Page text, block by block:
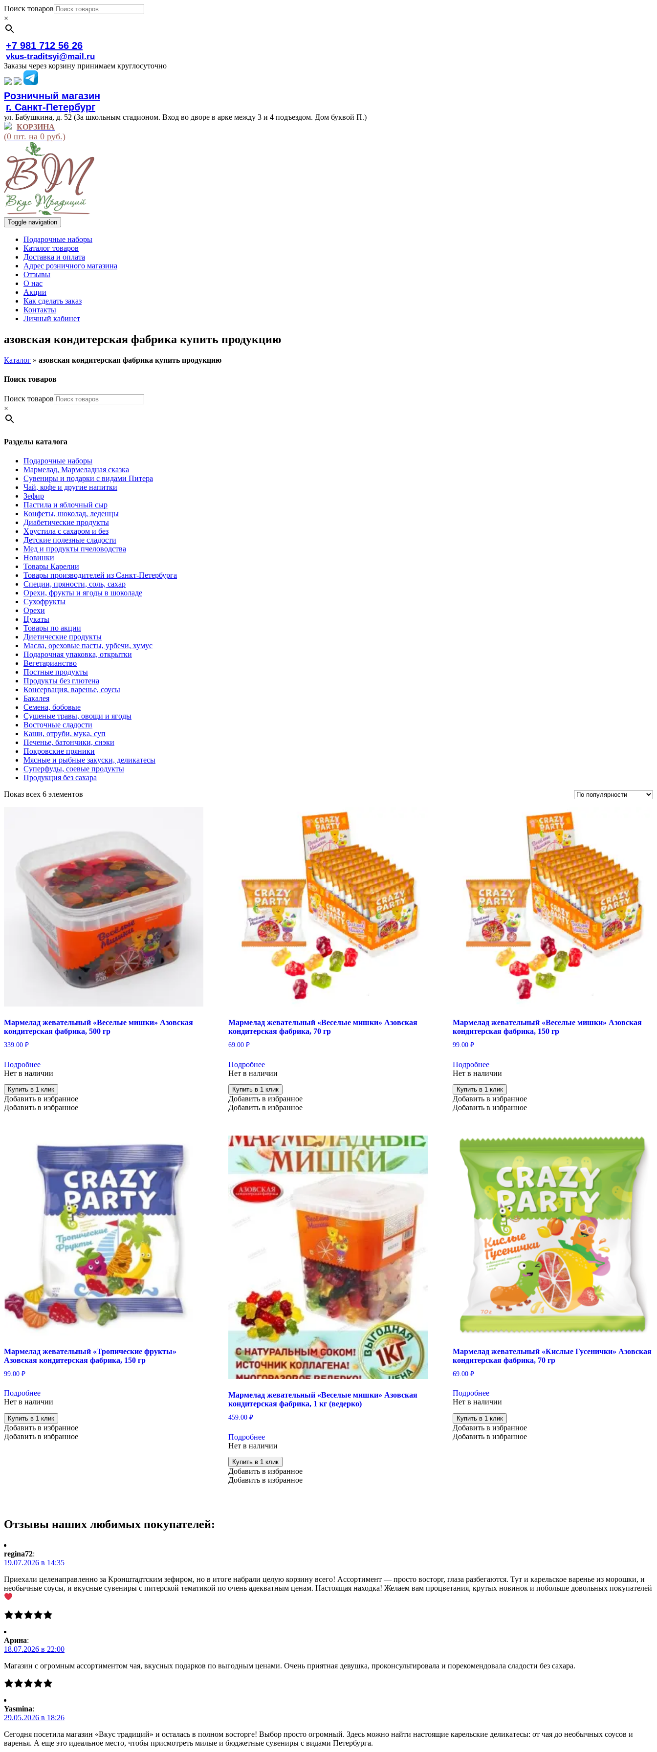
Поиск товаров
×
+7 981 712 56 26
vkus-traditsyi@mail.ru
Заказы через корзину принимаем круглосуточно
Розничный магазин
г. Санкт-Петербург
ул. Бабушкина, д. 52 (За школьным стадионом. Вход во дворе в арке между 3 и 4 подъездом. Дом буквой П.)
КОРЗИНА
(0 шт. на 0 руб.)
Toggle navigation
Подарочные наборы
Каталог товаров
Доставка и оплата
Адрес розничного магазина
Отзывы
О нас
Акции
Как сделать заказ
Контакты
Личный кабинет
азовская кондитерская фабрика купить продукцию
Каталог » азовская кондитерская фабрика купить продукцию
Поиск товаров
Поиск товаров
×
Разделы каталога
Подарочные наборы
Мармелад, Мармеладная сказка
Сувениры и подарки с видами Питера
Чай, кофе и другие напитки
Зефир
Пастила и яблочный сыр
Конфеты, шоколад, леденцы
Диабетические продукты
Хрустила с сахаром и без
Детские полезные сладости
Мед и продукты пчеловодства
Новинки
Товары Карелии
Товары производителей из Санкт-Петербурга
Специи, пряности, соль, сахар
Орехи, фрукты и ягоды в шоколаде
Сухофрукты
Орехи
Цукаты
Товары по акции
Диетические продукты
Масла, ореховые пасты, урбечи, хумус
Подарочная упаковка, открытки
Вегетарианство
Постные продукты
Продукты без глютена
Консервация, варенье, соусы
Бакалея
Семена, бобовые
Сушеные травы, овощи и ягоды
Восточные сладости
Каши, отруби, мука, суп
Печенье, батончики, снэки
Покровские пряники
Мясные и рыбные закуски, деликатесы
Суперфуды, соевые продукты
Продукция без сахара
Показ всех 6 элементов
Мармелад жевательный «Веселые мишки» Азовская
кондитерская фабрика, 500 гр
339.00 ₽
Подробнее
Нет в наличии
Купить в 1 клик
Добавить в избранное
Добавить в избранное
Мармелад жевательный «Веселые мишки» Азовская
кондитерская фабрика, 70 гр
69.00 ₽
Подробнее
Нет в наличии
Купить в 1 клик
Добавить в избранное
Добавить в избранное
Мармелад жевательный «Веселые мишки» Азовская
кондитерская фабрика, 150 гр
99.00 ₽
Подробнее
Нет в наличии
Купить в 1 клик
Добавить в избранное
Добавить в избранное
Мармелад жевательный «Тропические фрукты»
Азовская кондитерская фабрика, 150 гр
99.00 ₽
Подробнее
Нет в наличии
Купить в 1 клик
Добавить в избранное
Добавить в избранное
Мармелад жевательный «Веселые мишки» Азовская
кондитерская фабрика, 1 кг (ведерко)
459.00 ₽
Подробнее
Нет в наличии
Купить в 1 клик
Добавить в избранное
Добавить в избранное
Мармелад жевательный «Кислые Гусенички» Азовская
кондитерская фабрика, 70 гр
69.00 ₽
Подробнее
Нет в наличии
Купить в 1 клик
Добавить в избранное
Добавить в избранное
Отзывы наших любимых покупателей:
regina72:
19.07.2026 в 14:35
Приехали целенаправленно за Кронштадтским зефиром, но в итоге набрали целую корзину всего! Ассортимент — просто восторг, глаза разбегаются. Тут и карельское варенье из морошки, и
необычные соусы, и вкусные сувениры с питерской тематикой по очень адекватным ценам. Настоящая находка! Желаем вам процветания, крутых новинок и побольше довольных покупателей
Арина:
18.07.2026 в 22:00
Магазин с огромным ассортиментом чая, вкусных подарков по выгодным ценами. Очень приятная девушка, проконсультировала и порекомендовала сладости без сахара.
Yasmina:
29.05.2026 в 18:26
Сегодня посетила магазин «Вкус традиций» и осталась в полном восторге! Выбор просто огромный. Здесь можно найти настоящие карельские деликатесы: от чая до необычных соусов и
варенья. А еще это идеальное место, чтобы присмотреть милые и бюджетные сувениры с видами Петербурга.